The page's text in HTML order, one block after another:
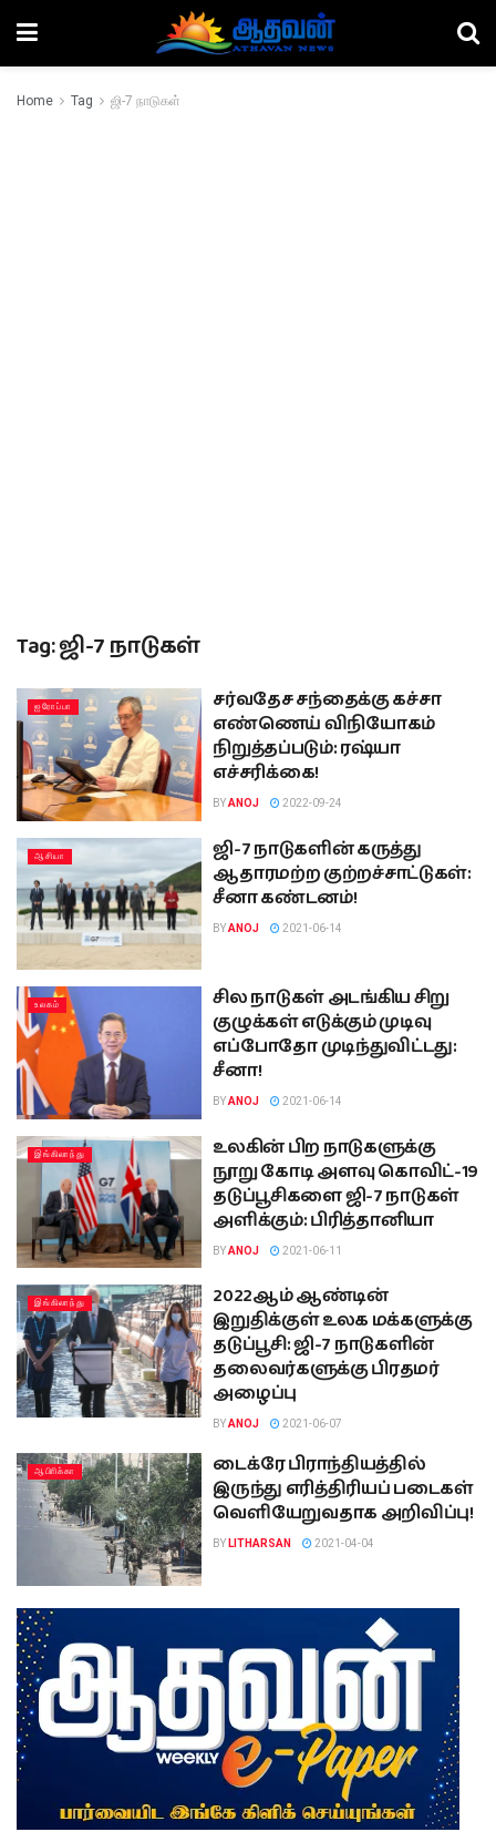
Home Tag ஜி-7 நாடுகள்
Tag:ஜி-7 நாடுகள்
ஐரோப்பா
சர்வதேச சந்தைக்கு கச்சா
எண்ணெய் விநியோகம்
நிறுத்தப்படும்: ரஷ்யா
எச்சரிக்கை!
BYANOJ 2022-09-24
ஆசியா
ஜி-7 நாடுகளின் கருத்து
ஆதாரமற்ற குற்றச்சாட்டுகள்:
சீனா கண்டனம்!
BYANOJ 2021-06-14
உலகம்
சில நாடுகள் அடங்கிய சிறு
குழுக்கள் எடுக்கும் முடிவு
எப்போதோ முடிந்துவிட்டது:
சீனா!
BYANOJ 2021-06-14
இங்கிலாந்து
உலகின் பிற நாடுகளுக்கு
நூறு கோடி அளவு கொவிட்-19
தடுப்பூசிகளை ஜி-7 நாடுகள்
அளிக்கும்: பிரித்தானியா
BYANOJ 2021-06-11
இங்கிலாந்து
2022ஆம் ஆண்டின்
இறுதிக்குள் உலக மக்களுக்கு
தடுப்பூசி: ஜி-7 நாடுகளின்
தலைவர்களுக்கு பிரதமர்
அழைப்பு
BYANOJ 2021-06-07
ஆபிாிக்கா
டைக்ரே பிராந்தியத்தில்
இருந்து எரித்திரியப் படைகள்
வெளியேறுவதாக அறிவிப்பு!
BY LITHARSAN 2021-04-04